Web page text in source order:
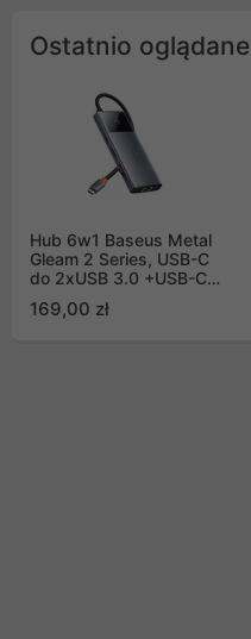
Ostatnio oglądane
Hub 6w1 Baseus Metal
Gleam 2 Series, USB-C
do 2xUSB 3.0 +USB-C
Ethernet RJ45
169,00 zł